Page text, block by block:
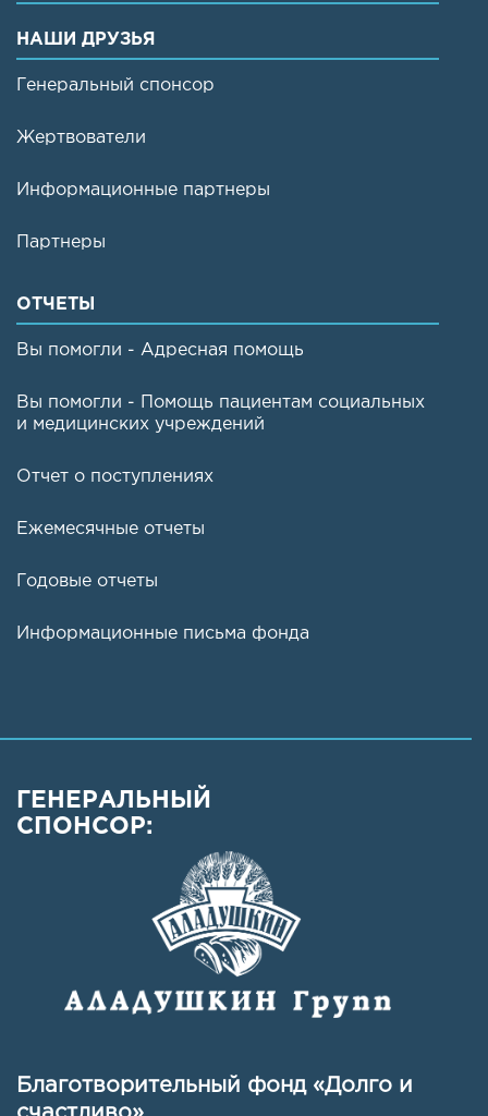
НАШИ ДРУЗЬЯ
Генеральный спонсор
Жертвователи
Информационные партнеры
Партнеры
ОТЧЕТЫ
Вы помогли - Адресная помощь
Вы помогли - Помощь пациентам социальных
и медицинских учреждений
Отчет о поступлениях
Ежемесячные отчеты
Годовые отчеты
Информационные письма фонда
ГЕНЕРАЛЬНЫЙ
СПОНСОР:
Благотворительный фонд «Долго и